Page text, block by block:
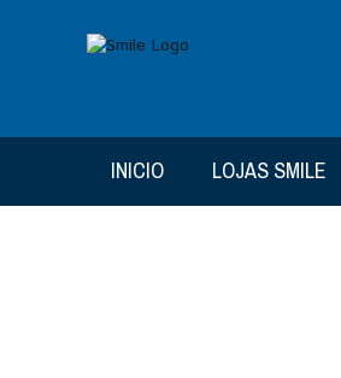
INICIO LOJAS SMILE